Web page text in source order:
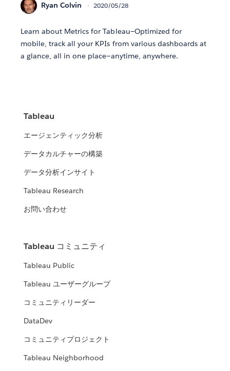
Ryan Colvin 2020/05/28
Learn about Metrics for Tableau—Optimized for
mobile, track all your KPIs from various dashboards at
a glance, all in one place—anytime, anywhere.
Tableau
エージェンティック分析
データカルチャーの構築
データ分析インサイト
Tableau Research
お問い合わせ
Tableau コミュニティ
Tableau Public
Tableau ユーザーグループ
コミュニティリーダー
DataDev
コミュニティプロジェクト
Tableau Neighborhood